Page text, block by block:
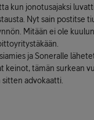
kun jonotusajaksi
Nyt sain postitse
Mitään ei ole
ja Soneralle
keinot, tämän surkean
sitten advokaatti.